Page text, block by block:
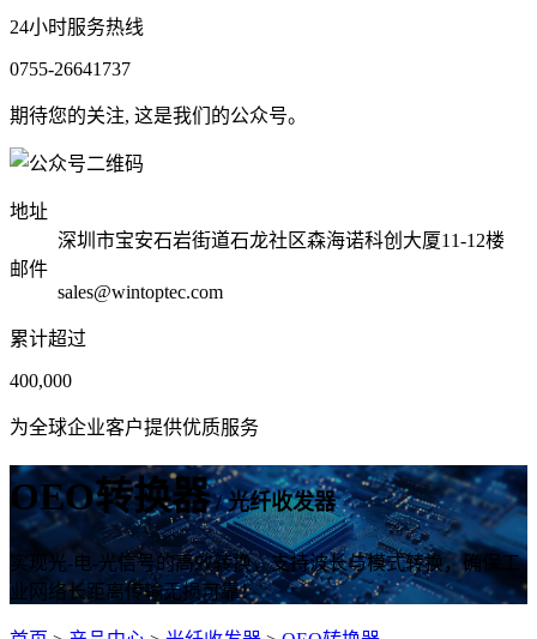
24小时服务热线
0755-26641737
期待您的关注, 这是我们的公众号。
地址
深圳市宝安石岩街道石龙社区森海诺科创大厦11-12楼
邮件
sales@wintoptec.com
累计超过
400,000
为全球企业客户提供优质服务
OEO转换器/ 光纤收发器
实现光-电-光信号的高效转换，支持波长与模式转换，确保工
业网络长距离传输无损可靠！